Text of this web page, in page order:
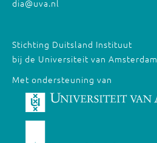
dia@uva.nl
Stichting Duitsland Instituut
bij de Universiteit van Amsterdam
Met ondersteuning van